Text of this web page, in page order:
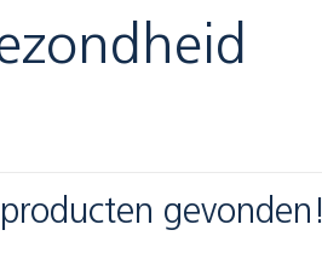
gevonden!